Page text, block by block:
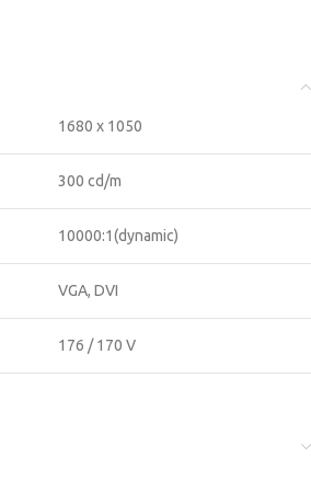
1680 x 1050
300 cd/m
10000:1(dynamic)
VGA, DVI
176 / 170 V